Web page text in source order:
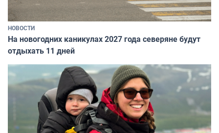
НОВОСТИ
На новогодних каникулах 2027 года северяне будут
отдыхать 11 дней